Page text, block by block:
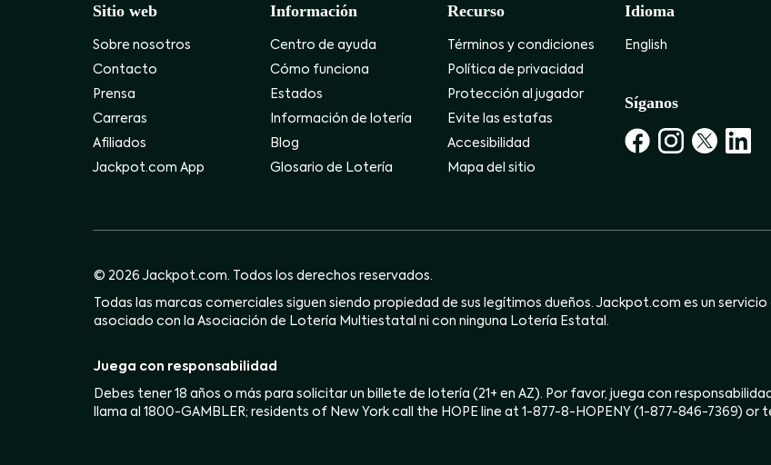
Sitio web
Sobre nosotros
Contacto
Prensa
Carreras
Afiliados
Jackpot.com App
Información
Centro de ayuda
Cómo funciona
Estados
Información de lotería
Blog
Glosario de Lotería
Recurso
Términos y condiciones
Política de privacidad
Protección al jugador
Evite las estafas
Accesibilidad
Mapa del sitio
Idioma
English
Síganos
© 2026 Jackpot.com. Todos los derechos reservados.
Todas las marcas comerciales siguen siendo propiedad de sus legítimos dueños. Jackpot.com es un
asociado con la Asociación de Lotería Multiestatal ni con ninguna Lotería Estatal.
Juega con responsabilidad
Debes tener 18 años o más para solicitar un billete de lotería (21+ en AZ). Por favor, juega con
llama al 1800-GAMBLER; residents of New York call the HOPE line at 1-877-8-HOPENY (1-877-846-7369) or